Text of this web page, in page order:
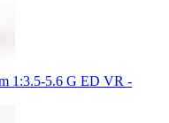
1:3.5-5.6 G ED VR -